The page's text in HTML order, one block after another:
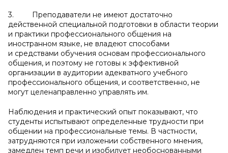
3. Преподаватели не имеют достаточно
действенной специальной подготовки в области теории
и практики профессионального общения на
иностранном языке, не владеют способами
и средствами обучения основам профессионального
общения, и поэтому не готовы к эффективной
организации в аудитории адекватного учебного
профессионального общения, и соответственно, не
могут целенаправленно управлять им.
Наблюдения и практический опыт показывают, что
студенты испытывают определенные трудности при
общении на профессиональные темы. В частности,
затрудняются при изложении собственного мнения,
замедлен темп речи и изобилует необоснованными